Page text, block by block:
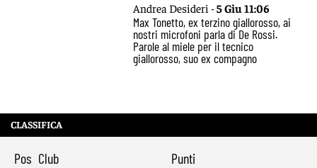
Andrea Desideri -5 Giu 11:06
Max Tonetto, ex terzino giallorosso, ai
nostri microfoni parla di De Rossi.
Parole al miele per il tecnico
giallorosso, suo ex compagno
CLASSIFICA
Pos Club Punti